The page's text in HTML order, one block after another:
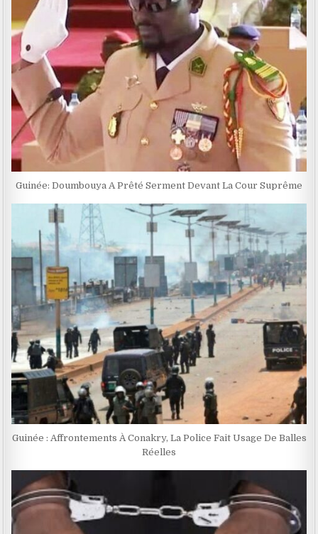
Guinée: Doumbouya A Prêté Serment Devant La Cour Suprême
Guinée : Affrontements À Conakry, La Police Fait Usage De Balles
Réelles